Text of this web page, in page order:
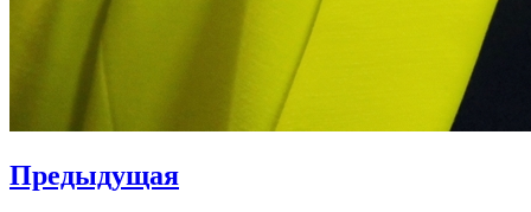
Навигация
Предыдущая